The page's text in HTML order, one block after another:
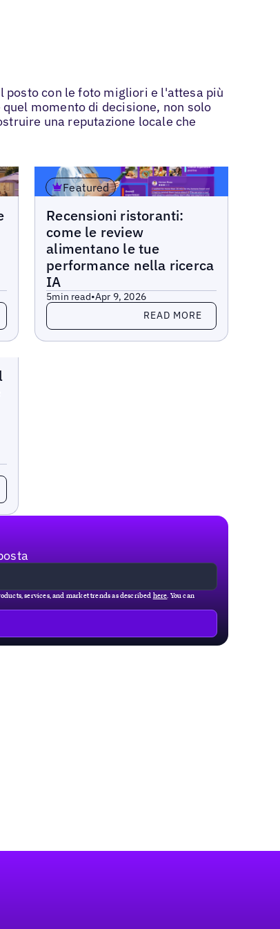
con le foto migliori e l'attesa più
momento di decisione, non solo
una reputazione locale che
Featured
Recensioni ristoranti:
come le review
alimentano le tue
performance nella ricerca
IA
5min read•Apr 9, 2026
Read more READ MORE
services, and market trends as described here . You can